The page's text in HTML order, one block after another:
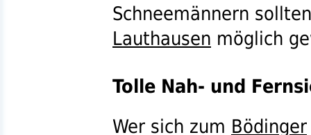
Schneemännern
Lauthausen möglich
Tolle Nah- und
Wer sich zum Bödinger